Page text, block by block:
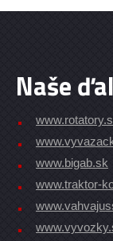
Naše
www.bigab.sk
www.traktor-